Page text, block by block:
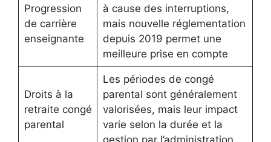
Progression
de carrière
enseignante
à cause des interruptions,
mais nouvelle réglementation
depuis 2019 permet une
meilleure prise en compte
Droits à la
retraite congé
parental
Les périodes de congé
parental sont généralement
valorisées, mais leur impact
varie selon la durée et la
gestion par l’administration